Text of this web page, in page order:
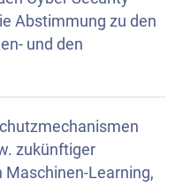
Abstimmung zu den
und den
zukünftiger
Maschinen-Learning,